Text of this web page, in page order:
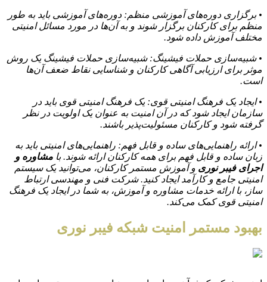
• برگزاری دوره‌های آموزشی منظم: دوره‌های آموزشی باید به طور
منظم برای کارکنان برگزار شوند و به آن‌ها در مورد مسائل امنیتی
مختلف آموزش داده شود.
• شبیه‌سازی حملات فیشینگ: شبیه‌سازی حملات فیشینگ یک روش
موثر برای ارزیابی آگاهی کارکنان و شناسایی نقاط ضعف آن‌ها
است.
• ایجاد یک فرهنگ امنیتی قوی: یک فرهنگ امنیتی قوی باید در
سازمان ایجاد شود که در آن امنیت به عنوان یک اولویت در نظر
گرفته شود و کارکنان مسئولیت‌پذیر باشند.
• ارائه راهنمایی‌های ساده و قابل فهم: راهنمایی‌های امنیتی باید به
زبان ساده و قابل فهم برای همه کارکنان ارائه شوند. با مشاوره و
اجرای فیبر نوری و آموزش مستمر کارکنان، می‌توانید یک سیستم
امنیتی جامع و کارآمد ایجاد کنید. شرکت فنی و مهندسی ارتباط
ساز، با ارائه خدمات مشاوره و آموزش، به شما در ایجاد یک فرهنگ
امنیتی قوی کمک می‌کند.
بهبود مستمر امنیت شبکه فیبر نوری